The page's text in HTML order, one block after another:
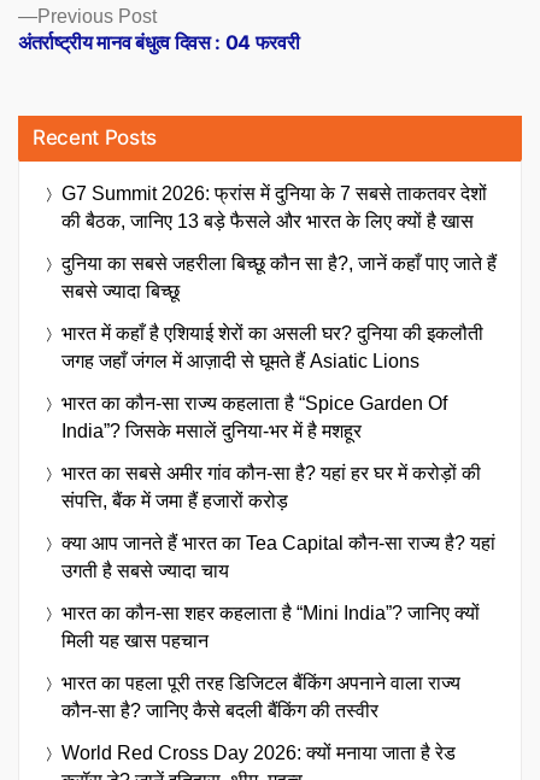
Previous PostPrevious
post:
अंतर्राष्ट्रीय मानव बंधुत्व दिवस : 04 फरवरी
Recent Posts
G7 Summit 2026: फ्रांस में दुनिया के 7 सबसे ताकतवर देशों
की बैठक, जानिए 13 बड़े फैसले और भारत के लिए क्यों है खास
दुनिया का सबसे जहरीला बिच्छू कौन सा है?, जानें कहाँ पाए जाते हैं
सबसे ज्यादा बिच्छू
भारत में कहाँ है एशियाई शेरों का असली घर? दुनिया की इकलौती
जगह जहाँ जंगल में आज़ादी से घूमते हैं Asiatic Lions
भारत का कौन-सा राज्य कहलाता है “Spice Garden Of
India”? जिसके मसालें दुनिया-भर में है मशहूर
भारत का सबसे अमीर गांव कौन-सा है? यहां हर घर में करोड़ों की
संपत्ति, बैंक में जमा हैं हजारों करोड़
क्या आप जानते हैं भारत का Tea Capital कौन-सा राज्य है? यहां
उगती है सबसे ज्यादा चाय
भारत का कौन-सा शहर कहलाता है “Mini India”? जानिए क्यों
मिली यह खास पहचान
भारत का पहला पूरी तरह डिजिटल बैंकिंग अपनाने वाला राज्य
कौन-सा है? जानिए कैसे बदली बैंकिंग की तस्वीर
World Red Cross Day 2026: क्यों मनाया जाता है रेड